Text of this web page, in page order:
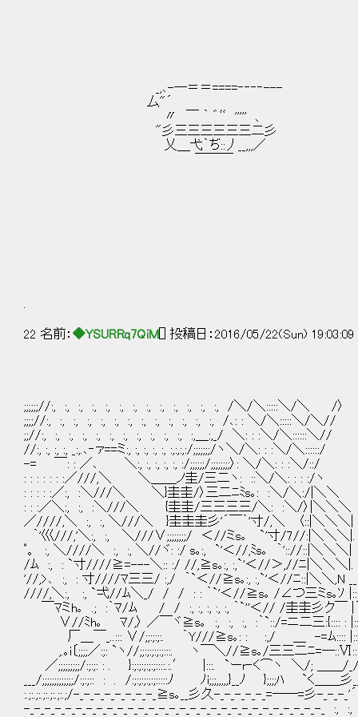
_,､-―＝＝====‐‐‐‐---
厶"´
〃 ￣ ｀ ゛ﾞﾞ ''''' 、
"彡三三三三三三二彡
乂＿弋｀ぢ::丿__,,,／
22 名前： ◆YSURRq7QiM [] 投稿日：2016/05/22(Sun) 19:03:09
;;;;;;//:, :, :, :, :, :, :, :, :, :, :, :, :, /＼/＼
;;;;//:, :, :, :, :, :, :, :, :, :, :, :, :, /､: : ＼/＼
;;//:, :, :, :, :, :, :, :, :, :, :, :,＿:,_/ ＼: : :＼/＼
//:, :, :, :, _:,.､‐ァ==ミ:, :, :, :, :, :,:,:,:/;;;;;;;/ヽ＼/
-= ￣: : ／､ ＼:, :, :, :, :, :/;;;;;;/;;;;;;;;〉: ＼/
: : : : : : :／///,＼ ＼＿＿ノ圭/三二ヽ: ::＼/
: : : : :／:, :＼///＼ ＼}圭圭/〉三二ﾆﾐs｡: :＼/
: : :／＼:, :, :＼///＼ {圭圭/三三三三/＼: :＼/
／////,＼ :, :, ＼///＼ }圭圭圭彡'´￣｀'寸/,＼
｀'巛///,'＼:, :, ＼///∨;;;;;;;;/ ＜//ミs｡ `'寸/
ﾟ。 :, ＼////＼ :, :, ＼//ヾ: :/ s｡:, `'＜//,ﾐs｡ ｀
/ﾑ :, : `寸////≧=---＼:: :/ //,≧s｡:, :,`'＜//＞,//ﾆ
'//,>､ :, : 寸////ﾏ三三/ :,/ ｀`＜//≧s｡:, :,`'＜//ﾆ
////,＼:, :, `弌//ﾑ＼_/ / / : : ｀`'＜//≧s｡ /∠つ三ミs
￣ﾏミh｡ .; :｀ﾏ/ﾑ / / :, :, :, :, :, ｀`''＜// /圭圭彡ク￣ |
∨//ﾐh｡ ﾏ/,〉 ／￣ヾ≧s｡ :, :, :, :｀`::/=ニ二三:{:::: : |::|
厂＿￣_..::: ∨/;;:;:;:. ｀Y///≧s｡: : :,/ ＿ -=ﾑ:::: |::|ニ
,.｡i〔;;;;／:;: `ヽ//;;:;:;:;:;:::. ヽ￣＼//≧s｡/三三二ﾆ=─::Ⅵ::|ニ
／;;;;;;;;;/:;:;: : . }:;:;:;:;:;::::.:.′ |:::. `ーr‐く⌒ヽ ＼/; ＿＿/_/
___/;;;;;;;;;;;;;/:;:;:: : . /:;:;:;:;:;:::::ﾉ ﾉi;;;,,,,,}__ﾉ };;;;ﾊ `く＿＿
:.;:.;:.;:.;:.;:.;/-_-_-_-_-_-_-_-_≧s｡__彡久-_-_-_-_-_=──=彡-_-
-_-_-_-_-_-_-_-_-_-_-_-_-_-_-_-_-_-_-_-_-_-_-_-_-_-_-_-_-_